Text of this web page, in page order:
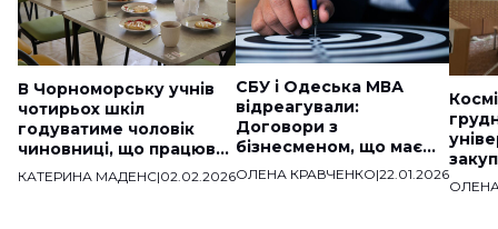
В Чорноморську учнів
чотирьох шкіл
годуватиме чоловік
чиновниці, що працював
на «скандальну» фірму
КАТЕРИНА МАДЕНС|02.02.2026
СБУ і Одеська МВА
відреагували:
Договори з
бізнесменом, що має
звʼязки з ДНР,
ОЛЕНА КРАВЧЕНКО|22.01.2026